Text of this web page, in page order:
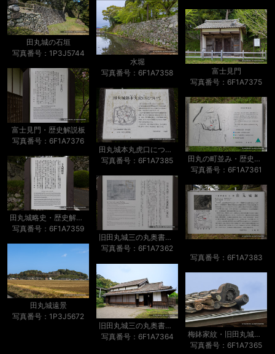
田丸城の石垣
写真番号：1P3J5744
水堀
写真番号：6F1A7358
富士見門
写真番号：6F1A7375
富士見門・歴史解説板
写真番号：6F1A7376
田丸城本丸虎口について・歴史解説板
写真番号：6F1A7385
田丸の町並み・歴史解説板
写真番号：6F1A7361
田丸城略史・歴史解説板
写真番号：6F1A7359
旧田丸城三の丸奥書院（復元）・歴史解説板
写真番号：6F1A7362
写真番号：6F1A7383
田丸城遠景
写真番号：1P3J5672
旧田丸城三の丸奥書院（復元）
写真番号：6F1A7364
梅鉢家紋・旧田丸城三の丸奥書院（復元）
写真番号：6F1A7365